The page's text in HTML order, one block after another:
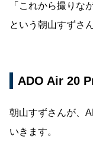
「これから撮りな
という朝山すずさ
ADO Air 20
朝山すずさんが、
いきます。